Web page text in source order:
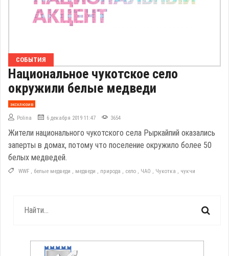
СОБЫТИЯ
Национальное чукотское село
окружили белые медведи
эксклюзив
Polina 6 декабря 2019 11:47 3654
Жители национального чукотского села Рыркайпий оказались
заперты в домах, потому что поселение окружило более 50
белых медведей.
WWF , белые медведи , медведи , природа , село , ЧАО , Чукотка , чукчи